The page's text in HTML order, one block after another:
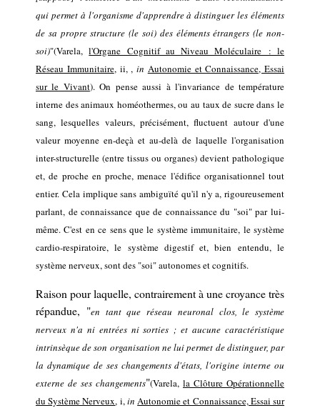
qui permet à l'organisme d'apprendre à distinguer les éléments
de sa propre structure (le soi) des éléments étrangers (le non-
soi)"(Varela,l'Organe Cognitif au Niveau Moléculaire : le
Réseau Immunitaire, ii,, in Autonomie et Connaissance, Essai
sur le Vivant).On penseaussi à l'invariance de température
interne des animaux homéothermes, ou au taux de sucre dans le
sang, lesquelles valeurs, précisément, fluctuent autour d'une
valeur moyenne en-deçà et au-delà de laquelle l'organisation
inter-structurelle (entre tissus ou organes) devient pathologique
et, de proche en proche, menace l'édifice organisationnel tout
entier. Cela implique sans ambiguïté qu'il n'y a, rigoureusement
parlant, de connaissance que de connaissance du "soi"par lui-
même.C'est en ce sens que le système immunitaire, le système
cardio-respiratoire,le système digestif et, bien entendu, le
système nerveux, sont des "soi" autonomes et cognitifs.
Raison pour laquelle, contrairement à une croyance très
répandue, "en tant que réseau neuronal clos, le système
nerveux n'a ni entrées ni sorties ;et aucune caractéristique
intrinsèque de son organisation ne lui permet de distinguer, par
la dynamique de ses changements d'états, l'origine interne ou
externe de ses changements"(Varela, la Clôture Opérationnelle
du Système Nerveux, i,inAutonomie et Connaissance, Essai sur